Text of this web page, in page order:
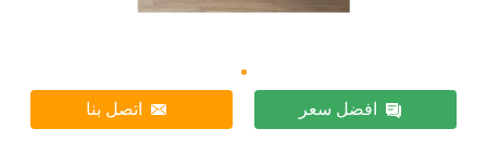
افضل سعر اتصل بنا